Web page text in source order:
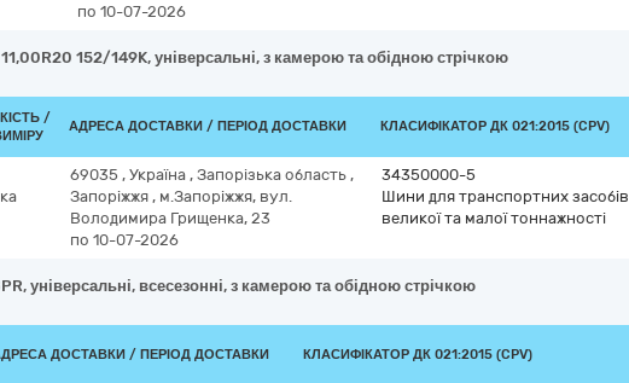
по 10-07-2026
152/149K, універсальні, з камерою та обідною стрічкою
/
АДРЕСА ДОСТАВКИ / ПЕРІОД ДОСТАВКИ КЛАСИФІКАТОР ДК 021:2015 (CPV)
69035 , Україна , Запорізька область ,
Запоріжжя , м.Запоріжжя, вул.
Володимира Грищенка, 23
по 10-07-2026
34350000-5
Шини для транспортних засобів
великої та малої тоннажності
універсальні, всесезонні, з камерою та обідною стрічкою
ДОСТАВКИ / ПЕРІОД ДОСТАВКИ КЛАСИФІКАТОР ДК 021:2015 (CPV)